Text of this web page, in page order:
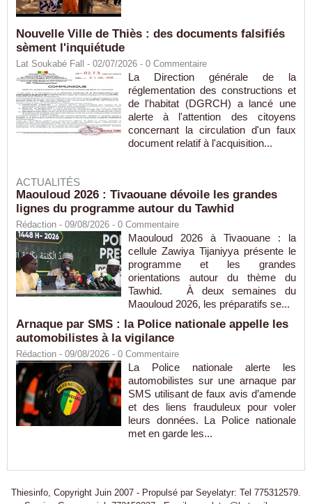
Nouvelle Ville de Thiès : des documents falsifiés
sèment l'inquiétude
Lat Soukabé Fall - 02/07/2026 - 0 Commentaire
La Direction générale de la
réglementation des constructions et
de l'habitat (DGRCH) a lancé une
alerte à l'attention des citoyens
concernant la circulation d'un faux
document relatif à l'acquisition...
ACTUALITÉS
Maouloud 2026 : Tivaouane dévoile les grandes
lignes du programme autour du Tawhid
Rédaction - 09/08/2026 - 0 Commentaire
Maouloud 2026 à Tivaouane : la
cellule Zawiya Tijaniyya présente le
programme et les grandes
orientations autour du thème du
Tawhid. À deux semaines du
Maouloud 2026, les préparatifs se...
Arnaque par SMS : la Police nationale appelle les
automobilistes à la vigilance
Rédaction - 09/08/2026 - 0 Commentaire
La Police nationale alerte les
automobilistes sur une arnaque par
SMS utilisant de faux avis d’amende
et des liens frauduleux pour voler
leurs données. La Police nationale
met en garde les...
Thiesinfo, Copyright Juin 2007 - Propulsé par Seyelatyr: Tel 775312579.